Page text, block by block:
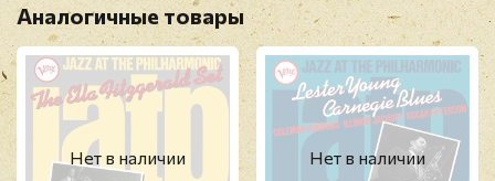
Аналогичные товары
Нет в наличии Нет в наличии